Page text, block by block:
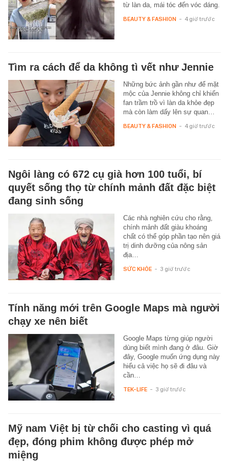
từ làn da, mái tóc đến vóc dáng.
BEAUTY & FASHION - 4 giờ trước
Tìm ra cách để da không tì vết như Jennie
Những bức ảnh gần như để mặt
mộc của Jennie không chỉ khiến
fan trầm trồ vì làn da khỏe đẹp
mà còn làm dấy lên sự quan…
BEAUTY & FASHION - 4 giờ trước
Ngôi làng có 672 cụ già hơn 100 tuổi, bí
quyết sống thọ từ chính mảnh đất đặc biệt
đang sinh sống
Các nhà nghiên cứu cho rằng,
chính mảnh đất giàu khoáng
chất có thể góp phần tạo nên giá
trị dinh dưỡng của nông sản
địa…
SỨC KHỎE - 3 giờ trước
Tính năng mới trên Google Maps mà người
chạy xe nên biết
Google Maps từng giúp người
dùng biết mình đang ở đâu. Giờ
đây, Google muốn ứng dụng này
hiểu cả việc họ sẽ đi đâu và
cần…
TEK-LIFE - 3 giờ trước
Mỹ nam Việt bị từ chối cho casting vì quá
đẹp, đóng phim không được phép mở
miệng